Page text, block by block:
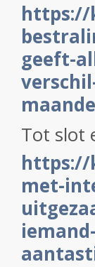
https://
geeft-
Tot slot
https://
met-